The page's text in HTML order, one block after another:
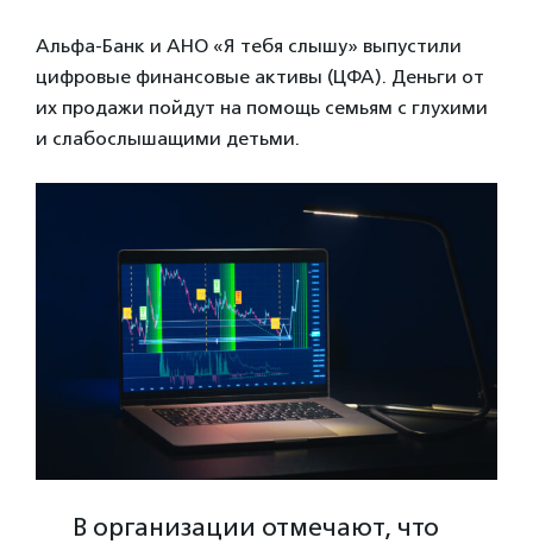
Альфа-Банк и АНО «Я тебя слышу» выпустили
цифровые финансовые активы (ЦФА). Деньги от
их продажи пойдут на помощь семьям с глухими
и слабослышащими детьми.
В организации отмечают, что